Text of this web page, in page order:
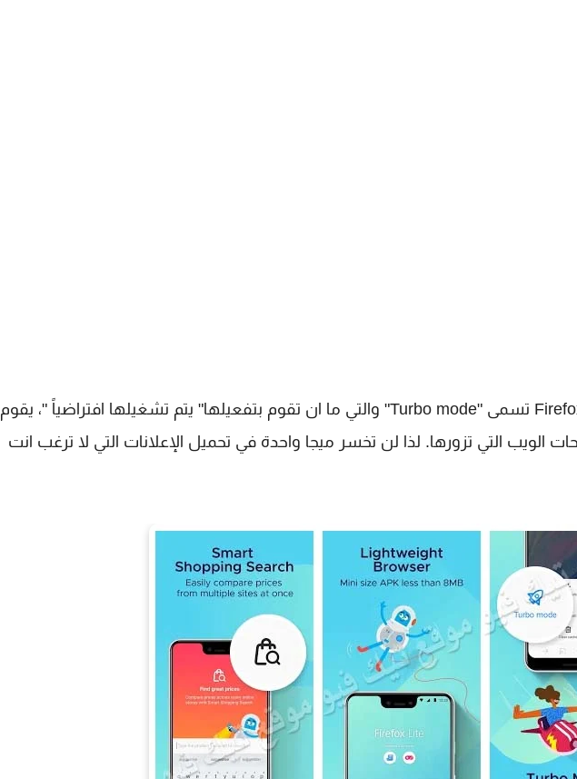
إن أهم ميزة يقدمها متصفح Firefox Lite تسمى "Turbo mode" والتي ما ان تقوم بتفعيلها" يتم تشغيلها افتراضياً "، يقوم
الويب التي تزورها. لذا لن تخسر ميجا واحدة في تحميل الإعلانات التي لا ترغب انت